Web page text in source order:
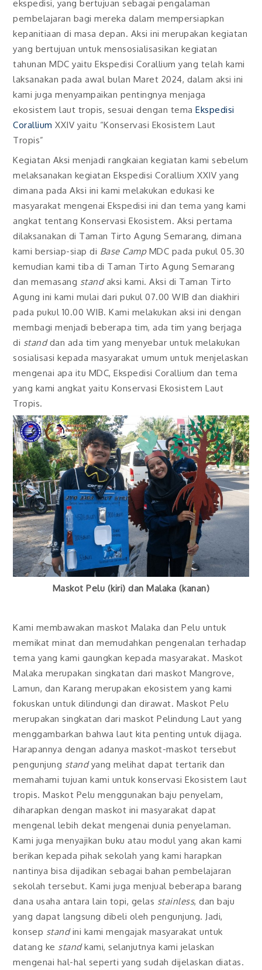
ekspedisi, yang bertujuan sebagai pengalaman
pembelajaran bagi mereka dalam mempersiapkan
kepanitiaan di masa depan. Aksi ini merupakan kegiatan
yang bertujuan untuk mensosialisasikan kegiatan
tahunan MDC yaitu Ekspedisi Corallium yang telah kami
laksanakan pada awal bulan Maret 2024, dalam aksi ini
kami juga menyampaikan pentingnya menjaga
ekosistem laut tropis, sesuai dengan temaEkspedisi
Corallium XXIV yaitu “Konservasi Ekosistem Laut
Tropis”
Kegiatan Aksi menjadi rangkaian kegiatan kami sebelum
melaksanakan kegiatan Ekspedisi Corallium XXIV yang
dimana pada Aksi ini kami melakukan edukasi ke
masyarakat mengenai Ekspedisi ini dan tema yang kami
angkat tentang Konservasi Ekosistem. Aksi pertama
dilaksanakan di Taman Tirto Agung Semarang, dimana
kami bersiap-siap di Base CampMDC pada pukul 05.30
kemudian kami tiba di Taman Tirto Agung Semarang
dan memasang standaksi kami. Aksi di Taman Tirto
Agung ini kami mulai dari pukul 07.00 WIB dan diakhiri
pada pukul 10.00 WIB. Kami melakukan aksi ini dengan
membagi menjadi beberapa tim, ada tim yang berjaga
di standdan ada tim yang menyebar untuk melakukan
sosialisasi kepada masyarakat umum untuk menjelaskan
mengenai apa itu MDC, Ekspedisi Corallium dan tema
yang kami angkat yaitu Konservasi Ekosistem Laut
Tropis.
Maskot Pelu (kiri) dan Malaka (kanan)
Kami membawakan maskot Malaka dan Pelu untuk
memikat minat dan memudahkan pengenalan terhadap
tema yang kami gaungkan kepada masyarakat. Maskot
Malaka merupakan singkatan dari maskot Mangrove,
Lamun, dan Karang merupakan ekosistem yang kami
fokuskan untuk dilindungi dan dirawat. Maskot Pelu
merupakan singkatan dari maskot Pelindung Laut yang
menggambarkan bahwa laut kita penting untuk dijaga.
Harapannya dengan adanya maskot-maskot tersebut
pengunjung standyang melihat dapat tertarik dan
memahami tujuan kami untuk konservasi Ekosistem laut
tropis. Maskot Pelu menggunakan baju penyelam,
diharapkan dengan maskot ini masyarakat dapat
mengenal lebih dekat mengenai dunia penyelaman.
Kami juga menyajikan buku atau modul yang akan kami
berikan kepada pihak sekolah yang kami harapkan
nantinya bisa dijadikan sebagai bahan pembelajaran
sekolah tersebut. Kami juga menjual beberapa barang
dana usaha antara lain topi, gelas stainless, dan baju
yang dapat langsung dibeli oleh pengunjung. Jadi,
konsep standini kami mengajak masyarakat untuk
datang ke standkami, selanjutnya kami jelaskan
mengenai hal-hal seperti yang sudah dijelaskan diatas.